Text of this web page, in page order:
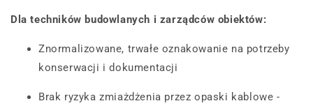
Dla techników budowlanych i zarządców obiektów:
Znormalizowane, trwałe oznakowanie na potrzeby
konserwacji i dokumentacji
Brak ryzyka zmiażdżenia przez opaski kablowe -